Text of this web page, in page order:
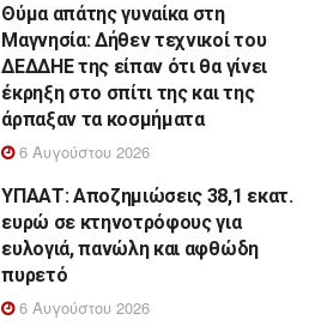
Θύμα απάτης γυναίκα στη
Μαγνησία: Δήθεν τεχνικοί του
ΔΕΔΔΗΕ της είπαν ότι θα γίνει
έκρηξη στο σπίτι της και της
άρπαξαν τα κοσμήματα
6 Αυγούστου 2026
ΥΠΑΑΤ: Αποζημιώσεις 38,1 εκατ.
ευρώ σε κτηνοτρόφους για
ευλογιά, πανώλη και αφθώδη
πυρετό
6 Αυγούστου 2026